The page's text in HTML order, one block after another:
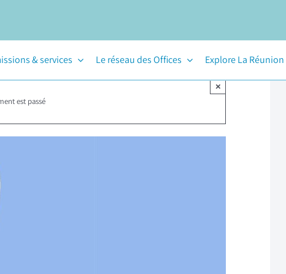
& services Le réseau des Offices Explore La Réunion
est passé
×